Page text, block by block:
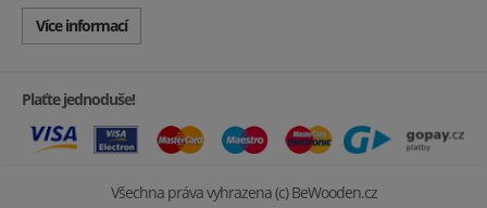
Více informací
Plaťte jednoduše!
Všechna práva vyhrazena (c) BeWooden.cz